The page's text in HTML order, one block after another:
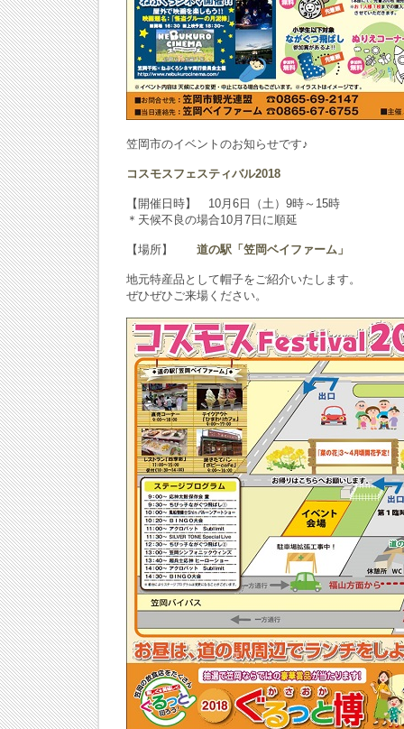
笠岡市のイベントのお知らせです♪
コスモスフェスティバル2018
【開催日時】 10月6日（土）9時～15時
＊天候不良の場合10月7日に順延
【場所】 道の駅「笠岡ベイファーム」
地元特産品として帽子をご紹介いたします。
ぜひぜひご来場ください。